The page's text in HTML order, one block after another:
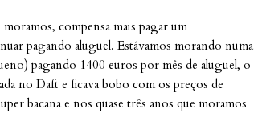
compensa mais pagar um
pagando aluguel. Estávamos morando numa
pagando 1400 euros por mês de aluguel, o
no Daft e ficava bobo com os preços de
bacana e nos quase três anos que moramos